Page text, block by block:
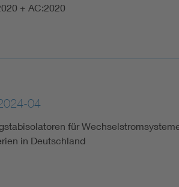
+ AC:2020
04
für
in Deutschland